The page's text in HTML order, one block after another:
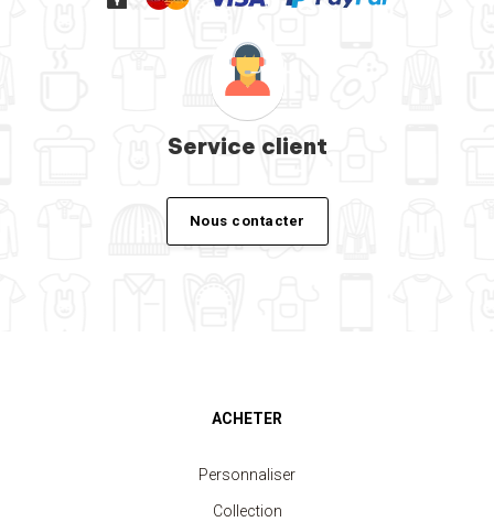
Service client
Nous contacter
ACHETER
Personnaliser
Collection